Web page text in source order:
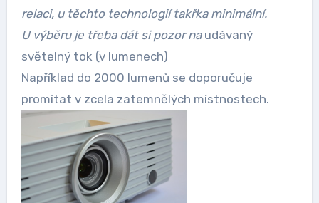
relaci, u těchto technologií takřka minimální.
U výběru je třeba dát si pozor na udávaný
světelný tok (v lumenech)
Například do 2000 lumenů se doporučuje
promítat v zcela zatemnělých místnostech.